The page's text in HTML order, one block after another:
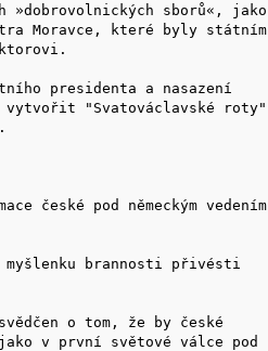
»dobrovolnických sborů«, jako
Moravce, které byly státním
presidenta a nasazení
"Svatováclavské roty"
české pod německým vedením
myšlenku brannosti přivésti
o tom, že by české
v první světové válce pod